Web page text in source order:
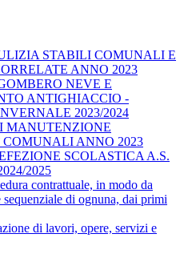
STABILI COMUNALI E
ANNO 2023
NEVE E
ANTIGHIACCIO -
2023/2024
MANUTENZIONE
COMUNALI ANNO 2023
SCOLASTICA A.S.
2025
contrattuale, in modo da
sequenziale di ognuna, dai primi
di lavori, opere, servizi e